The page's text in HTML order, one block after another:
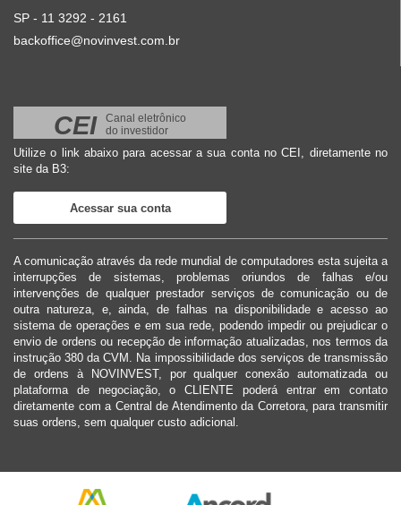
SP - 11 3292 - 2161
backoffice@novinvest.com.br
CEI
Canal eletrônico
do investidor
Utilize o link abaixo para acessar a sua conta no CEI, diretamente no
site da B3:
Acessar sua conta
A comunicação através da rede mundial de computadores esta sujeita a
interrupções de sistemas, problemas oriundos de falhas e/ou
intervenções de qualquer prestador serviços de comunicação ou de
outra natureza, e, ainda, de falhas na disponibilidade e acesso ao
sistema de operações e em sua rede, podendo impedir ou prejudicar o
envio de ordens ou recepção de informação atualizadas, nos termos da
instrução 380 da CVM. Na impossibilidade dos serviços de transmissão
de ordens à NOVINVEST, por qualquer conexão automatizada ou
plataforma de negociação, o CLIENTE poderá entrar em contato
diretamente com a Central de Atendimento da Corretora, para transmitir
suas ordens, sem qualquer custo adicional.